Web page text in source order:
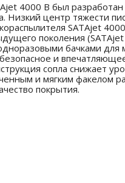
4000 B был
Низкий центр тяжести
SATAjet
поколения (SATAjet
бачками
и
сопла снижает
и мягким факелом
покрытия.